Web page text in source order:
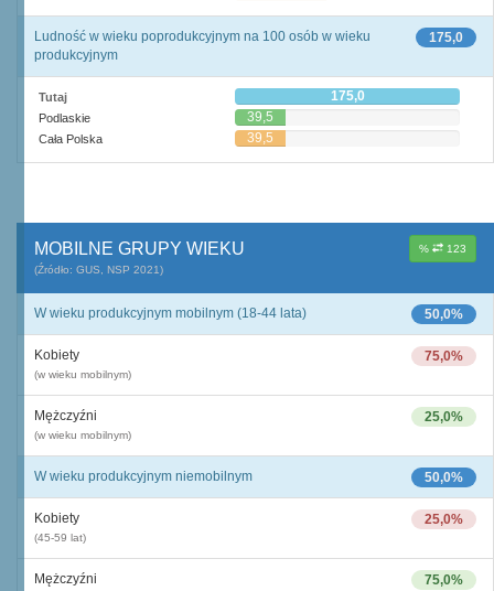
175,0
Ludność w wieku poprodukcyjnym na 100 osób w wieku
produkcyjnym
Tutaj 175,0
Podlaskie 39,5
Cała Polska 39,5
% 123
MOBILNE GRUPY WIEKU
(Źródło: GUS, NSP 2021)
50,0%
W wieku produkcyjnym mobilnym (18-44 lata)
75,0%
Kobiety
(w wieku mobilnym)
25,0%
Mężczyźni
(w wieku mobilnym)
50,0%
W wieku produkcyjnym niemobilnym
25,0%
Kobiety
(45-59 lat)
75,0%
Mężczyźni